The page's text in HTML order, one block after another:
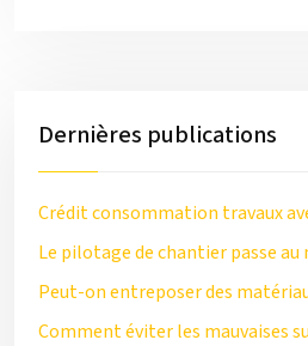
Dernières publications
Crédit consommation travaux
Le pilotage de chantier passe au
Peut-on entreposer des
Comment éviter les mauvaises